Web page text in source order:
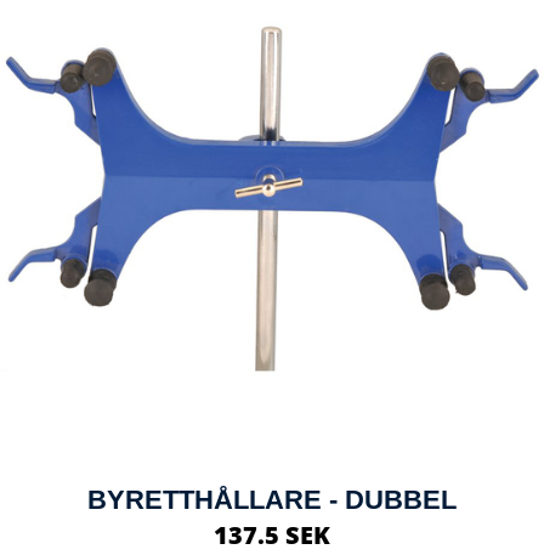
BYRETTHÅLLARE - DUBBEL
137.5 SEK